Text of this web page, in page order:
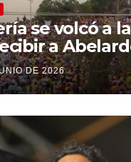
se volcó a
a
DE 2026